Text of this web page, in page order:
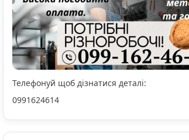
Телефонуй щоб дізнатися деталі:
0991624614